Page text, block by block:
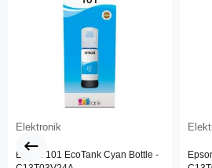
Elektronik
Epson 101 EcoTank Cyan Bottle -